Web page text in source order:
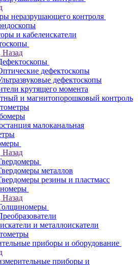
неразрушающего контроля
и кабелеискатели
Назад
дефектоскопы
дефектоскопы
крутящего момента
и магнитопорошковый контроль
малоканальная
Назад
металлов
резины и пластмасс
Назад
и металлоискатели
приборы и оборудование
приборы и